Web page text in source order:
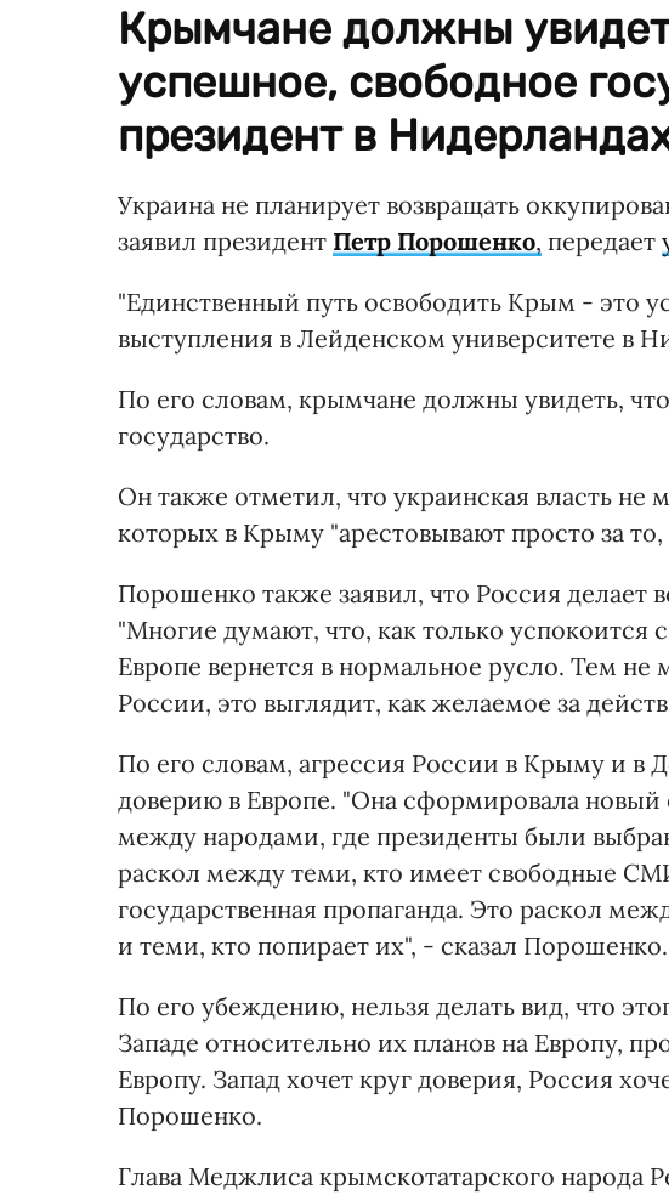
Крымчане должны
успешное, свободное
президент в
Украина не планирует возвращать
заявил президент Петр Порошенко, передает
"Единственный путь освободить Крым - это
выступления в Лейденском университете в
По его словам, крымчане должны увидеть,
государство.
Он также отметил, что украинская власть не
которых в Крыму "арестовывают просто за то,
Порошенко также заявил, что Россия делает
"Многие думают, что, как только успокоится
Европе вернется в нормальное русло. Тем не
России, это выглядит, как желаемое за
По его словам, агрессия России в Крыму и в
доверию в Европе. "Она сформировала новый
между народами, где президенты были
раскол между теми, кто имеет свободные
государственная пропаганда. Это раскол
и теми, кто попирает их", - сказал Порошенко.
По его убеждению, нельзя делать вид, что
Западе относительно их планов на Европу,
Европу. Запад хочет круг доверия, Россия
Порошенко.
Глава Меджлиса крымскотатарского народа